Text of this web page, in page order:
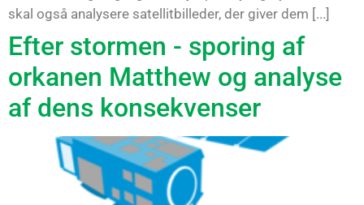
skal også analysere satellitbilleder, der giver dem [...]
Efter stormen - sporing af
orkanen Matthew og analyse
af dens konsekvenser